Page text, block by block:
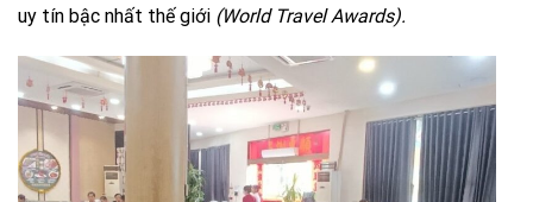
uy tín bậc nhất thế giới (World Travel Awards).